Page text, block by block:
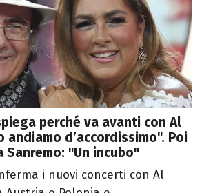
perché va avanti con Al
andiamo d’accordissimo". Poi
"Un incubo"
i nuovi concerti con Al